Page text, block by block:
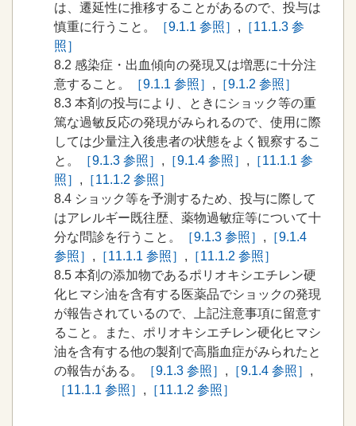
は、遷延性に推移することがあるので、投与は
慎重に行うこと。
［9.1.1 参照］ , ［11.1.3 参
照］
8.2 感染症・出血傾向の発現又は増悪に十分注
意すること。
［9.1.1 参照］ , ［9.1.2 参照］
8.3 本剤の投与により、ときにショック等の重
篤な過敏反応の発現がみられるので、使用に際
しては少量注入後患者の状態をよく観察するこ
と。
［9.1.3 参照］ , ［9.1.4 参照］ , ［11.1.1 参
照］ , ［11.1.2 参照］
8.4 ショック等を予測するため、投与に際して
はアレルギー既往歴、薬物過敏症等について十
分な問診を行うこと。
［9.1.3 参照］ , ［9.1.4
参照］ , ［11.1.1 参照］ , ［11.1.2 参照］
8.5 本剤の添加物であるポリオキシエチレン硬
化ヒマシ油を含有する医薬品でショックの発現
が報告されているので、上記注意事項に留意す
ること。また、ポリオキシエチレン硬化ヒマシ
油を含有する他の製剤で高脂血症がみられたと
の報告がある。
［9.1.3 参照］ , ［9.1.4 参照］ ,
［11.1.1 参照］ , ［11.1.2 参照］